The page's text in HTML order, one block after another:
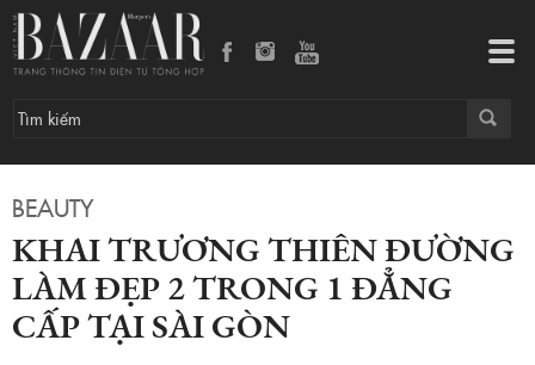
BEAUTY
KHAI TRƯƠNG THIÊN ĐƯỜNG
LÀM ĐẸP 2 TRONG 1 ĐẲNG
CẤP TẠI SÀI GÒN